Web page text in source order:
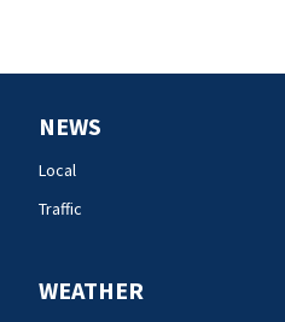
NEWS
Local
Traffic
WEATHER